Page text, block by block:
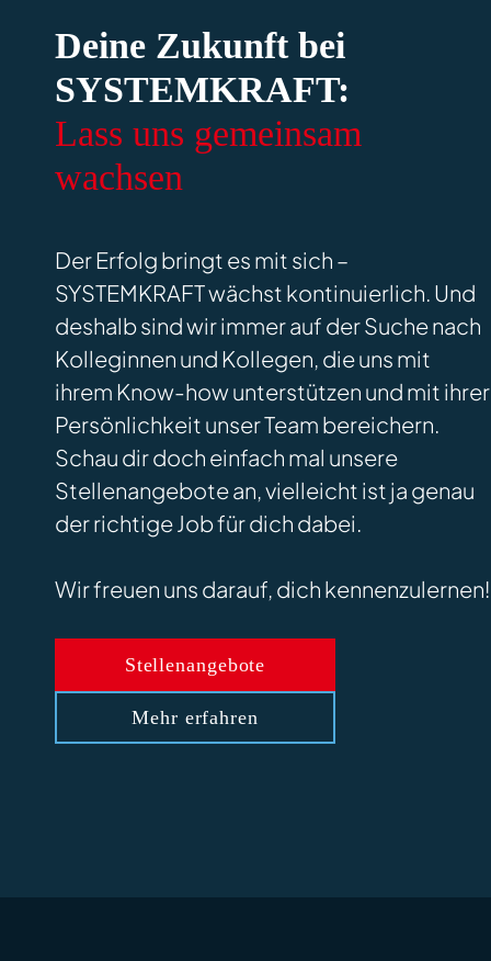
Deine Zukunft bei
SYSTEMKRAFT:
Lass uns gemeinsam
wachsen
Der Erfolg bringt es mit sich –
SYSTEMKRAFT wächst kontinuierlich. Und
deshalb sind wir immer auf der Suche nach
Kolleginnen und Kollegen, die uns mit
ihrem Know-how unterstützen und mit ihrer
Persönlichkeit unser Team bereichern.
Schau dir doch einfach mal unsere
Stellenangebote an, vielleicht ist ja genau
der richtige Job für dich dabei.
Wir freuen uns darauf, dich kennenzulernen!
Stellenangebote
Mehr erfahren